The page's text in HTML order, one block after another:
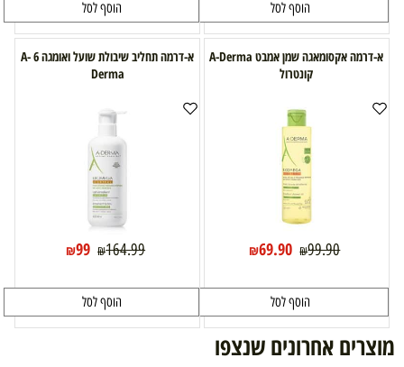
הוסף לסל הוסף לסל
א-דרמה אקסומאגה שמן אמבט A-Derma
קונטרול
₪99.90
₪69.90
הוסף לסל
א-דרמה תחליב שיבולת שועל ואומגה 6 A-
Derma
₪164.99
₪99
הוסף לסל
מוצרים אחרונים שנצפו